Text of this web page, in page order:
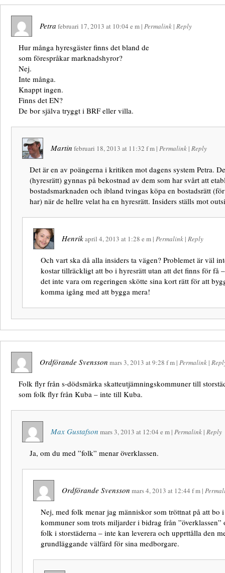
Petra februari 17, 2013 at 10:04 e m | Permalink | Reply
Hur många hyresgäster finns det bland de
som förespråkar marknadshyror?
Nej.
Inte många.
Knappt ingen.
Finns det EN?
De bor själva tryggt i BRF eller villa.
Martin februari 18, 2013 at 11:32 f m | Permalink | Reply
Det är en av poängerna i kritiken mot dagens system Petra.
(hyresrätt) gynnas på bekostnad av dem som har svårt att
bostadsmarknaden och ibland tvingas köpa en bostadsrätt
har) när de hellre velat ha en hyresrätt. Insiders ställs mot
Henrikapril 4, 2013 at 1:28 e m | Permalink | Reply
Och vart ska då alla insiders ta vägen? Problemet är väl
kostar tillräckligt att bo i hyresrätt utan att det finns för få
det inte vara om regeringen skötte sina kort rätt för att
komma igång med att bygga mera!
Ordförande Svensson mars 3, 2013 at9:28 f m | Permalink |
Folk flyr från s-dödsmärka skatteutjämningskommuner till
som folk flyr från Kuba – inte till Kuba.
Max Gustafson mars 3, 2013 at 12:04 e m | Permalink | Reply
Ja, om du med ”folk” menar överklassen.
Ordförande Svensson mars 4, 2013 at 12:44 f m |
Nej, med folk menar jag människor som tröttnat på att bo
kommuner som trots miljarder i bidrag från ”överklassen”
folk i storstäderna – inte kan leverera och upprttålla den
grundläggande välfärd för sina medborgare.